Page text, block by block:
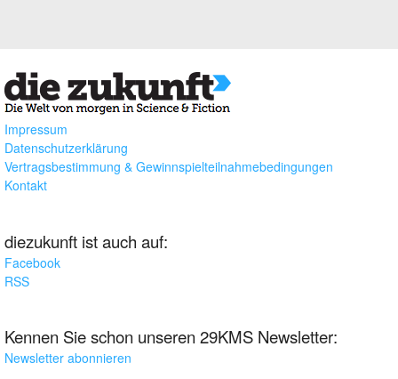
Impressum
Datenschutzerklärung
Vertragsbestimmung & Gewinnspielteilnahmebedingungen
Kontakt
diezukunft ist auch auf:
Facebook
RSS
Kennen Sie schon unseren 29KMS Newsletter:
Newsletter abonnieren